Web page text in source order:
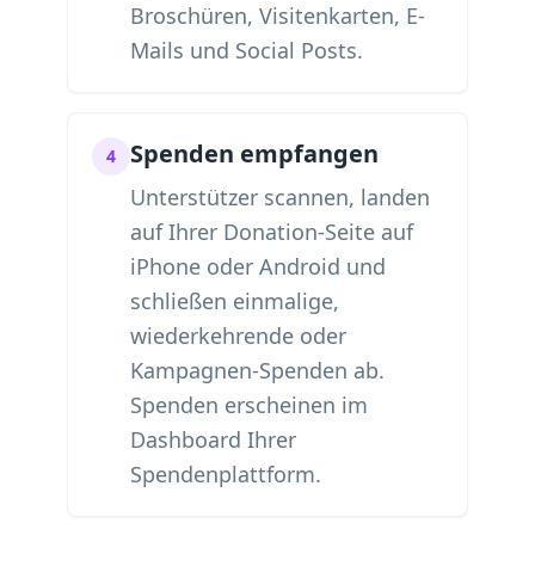
Broschüren, Visitenkarten, E-
Mails und Social Posts.
4 Spenden empfangen
Unterstützer scannen, landen
auf Ihrer Donation-Seite auf
iPhone oder Android und
schließen einmalige,
wiederkehrende oder
Kampagnen-Spenden ab.
Spenden erscheinen im
Dashboard Ihrer
Spendenplattform.